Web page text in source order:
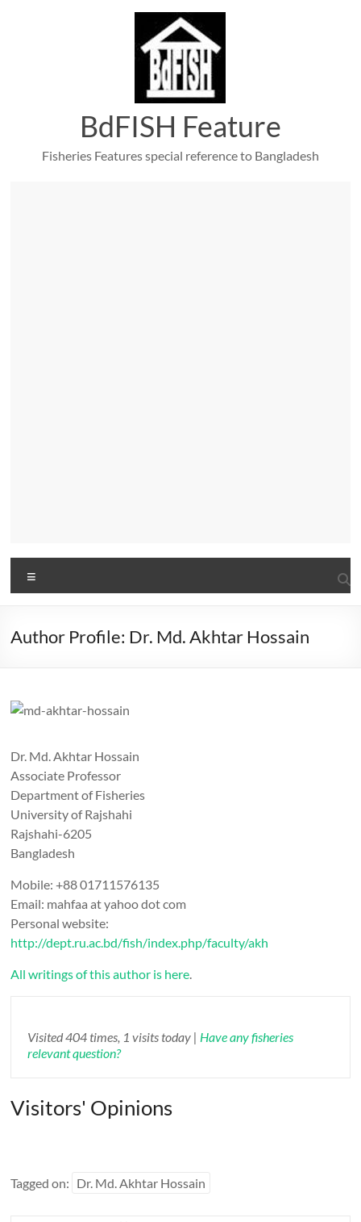
BdFISH Feature
Fisheries Features special reference to Bangladesh
Author Profile: Dr. Md. Akhtar Hossain
Dr. Md. Akhtar Hossain
Associate Professor
Department of Fisheries
University of Rajshahi
Rajshahi-6205
Bangladesh
Mobile: +88 01711576135
Email: mahfaa at yahoo dot com
Personal website:
http://dept.ru.ac.bd/fish/index.php/faculty/akh
All writings of this author is here.
Visited 404 times, 1 visits today | Have any fisheries
relevant question?
Visitors' Opinions
Tagged on: Dr. Md. Akhtar Hossain